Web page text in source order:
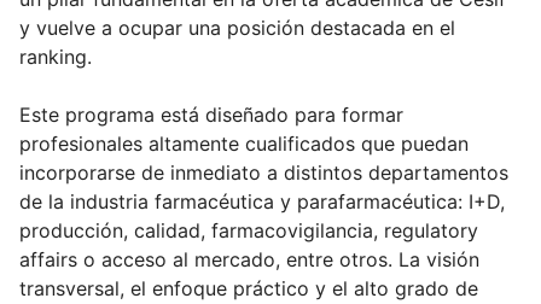
y vuelve a ocupar una posición destacada en el
ranking.
Este programa está diseñado para formar
profesionales altamente cualificados que puedan
incorporarse de inmediato a distintos departamentos
de la industria farmacéutica y parafarmacéutica: I+D,
producción, calidad, farmacovigilancia, regulatory
affairs o acceso al mercado, entre otros. La visión
transversal, el enfoque práctico y el alto grado de